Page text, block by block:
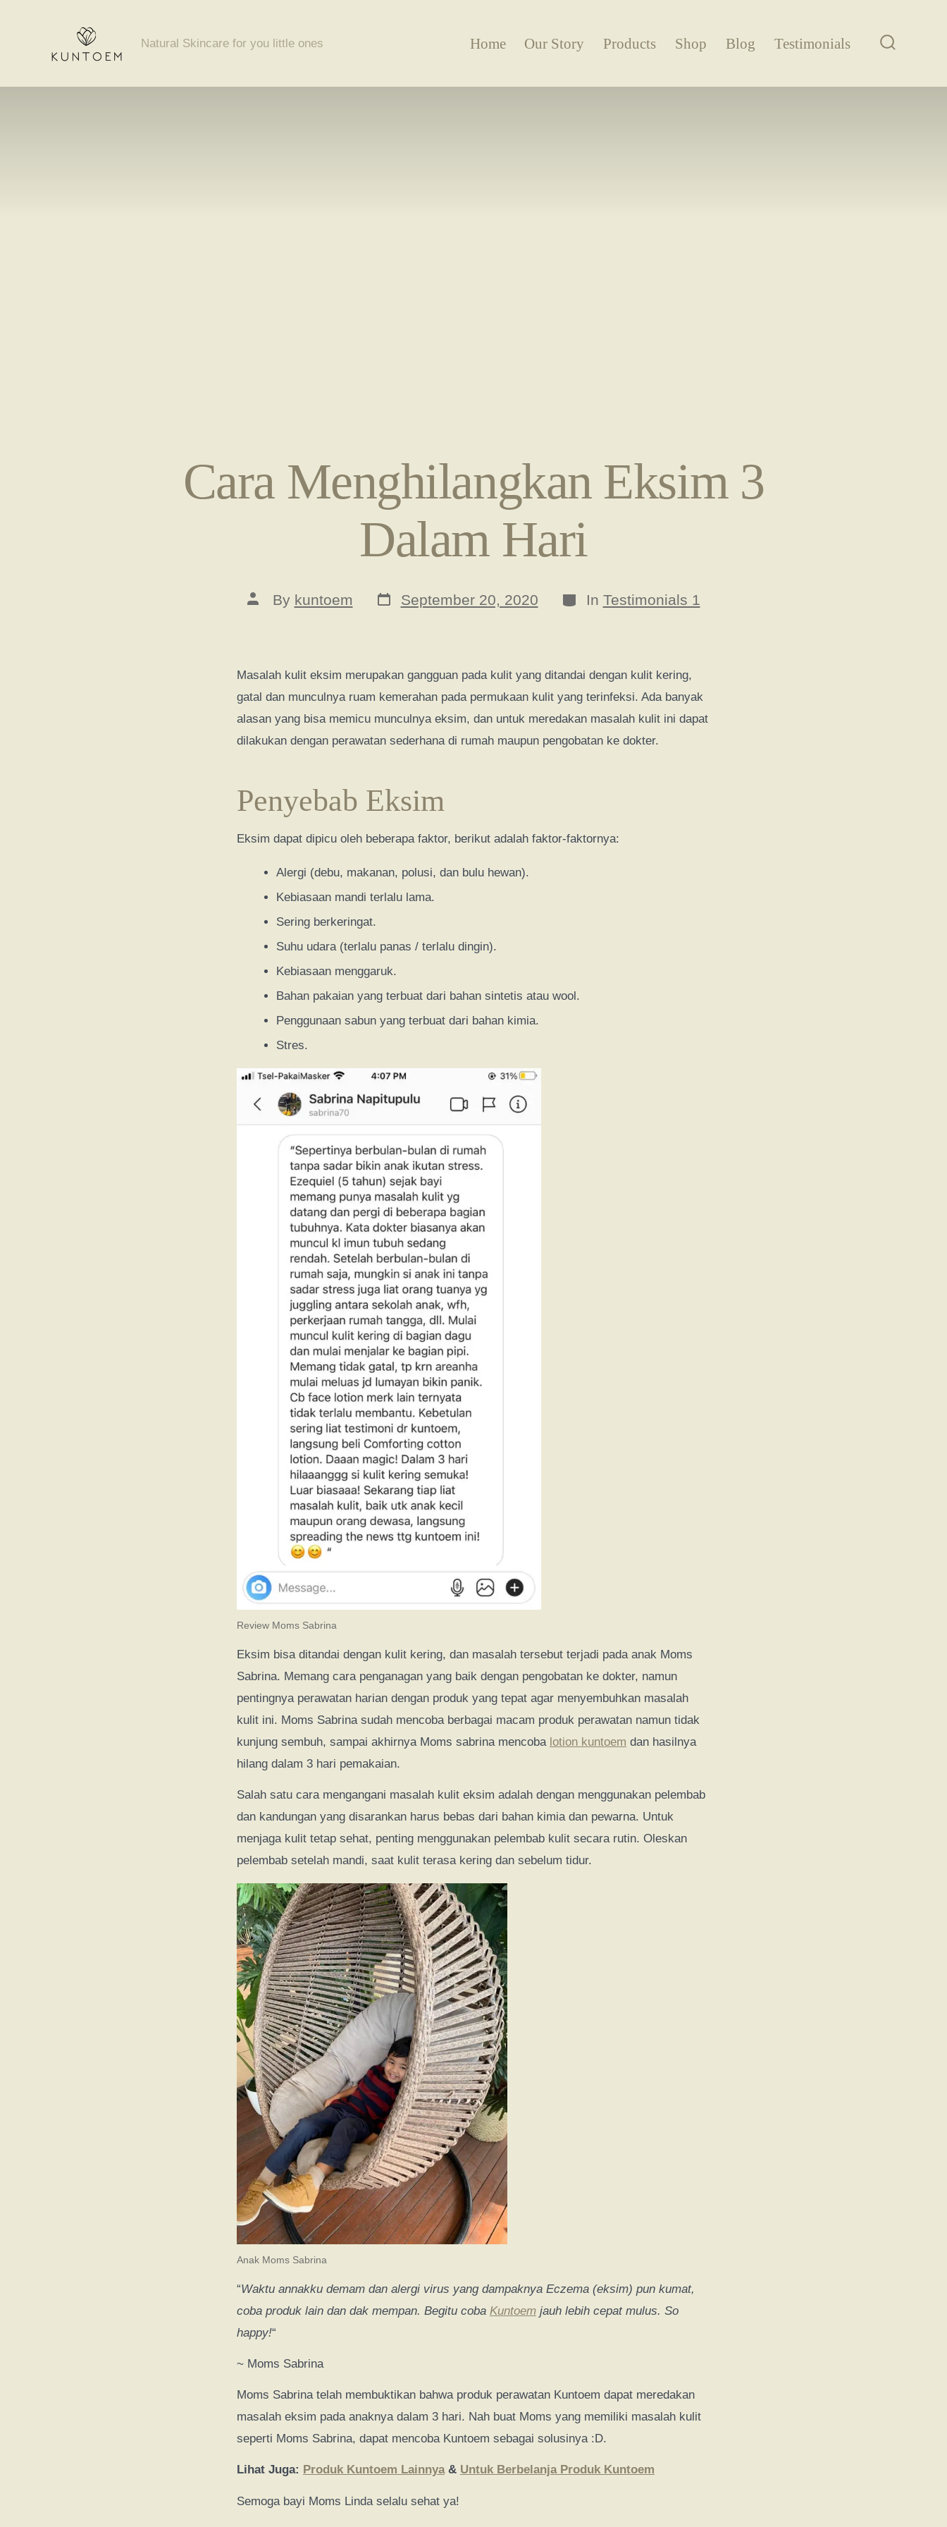
Natural Skincare for you little ones Home Our Story Products Shop Blog Testimonials
Cara Menghilangkan Eksim 3
Dalam Hari
Post
author
By kuntoem
Post
date
September 20, 2020 Categories
In Testimonials 1
Masalah kulit eksim merupakan gangguan pada kulit yang ditandai dengan kulit kering,
gatal dan munculnya ruam kemerahan pada permukaan kulit yang terinfeksi. Ada banyak
alasan yang bisa memicu munculnya eksim, dan untuk meredakan masalah kulit ini dapat
dilakukan dengan perawatan sederhana di rumah maupun pengobatan ke dokter.
Penyebab Eksim
Eksim dapat dipicu oleh beberapa faktor, berikut adalah faktor-faktornya:
Alergi (debu, makanan, polusi, dan bulu hewan).
Kebiasaan mandi terlalu lama.
Sering berkeringat.
Suhu udara (terlalu panas / terlalu dingin).
Kebiasaan menggaruk.
Bahan pakaian yang terbuat dari bahan sintetis atau wool.
Penggunaan sabun yang terbuat dari bahan kimia.
Stres.
Review Moms Sabrina
Eksim bisa ditandai dengan kulit kering, dan masalah tersebut terjadi pada anak Moms
Sabrina. Memang cara penganagan yang baik dengan pengobatan ke dokter, namun
pentingnya perawatan harian dengan produk yang tepat agar menyembuhkan masalah
kulit ini. Moms Sabrina sudah mencoba berbagai macam produk perawatan namun tidak
kunjung sembuh, sampai akhirnya Moms sabrina mencoba lotion kuntoem dan hasilnya
hilang dalam 3 hari pemakaian.
Salah satu cara mengangani masalah kulit eksim adalah dengan menggunakan pelembab
dan kandungan yang disarankan harus bebas dari bahan kimia dan pewarna. Untuk
menjaga kulit tetap sehat, penting menggunakan pelembab kulit secara rutin. Oleskan
pelembab setelah mandi, saat kulit terasa kering dan sebelum tidur.
Anak Moms Sabrina
“Waktu annakku demam dan alergi virus yang dampaknya Eczema (eksim) pun kumat,
coba produk lain dan dak mempan. Begitu coba Kuntoem jauh lebih cepat mulus. So
happy!“
~ Moms Sabrina
Moms Sabrina telah membuktikan bahwa produk perawatan Kuntoem dapat meredakan
masalah eksim pada anaknya dalam 3 hari. Nah buat Moms yang memiliki masalah kulit
seperti Moms Sabrina, dapat mencoba Kuntoem sebagai solusinya :D.
Lihat Juga: Produk Kuntoem Lainnya& Untuk Berbelanja Produk Kuntoem
Semoga bayi Moms Linda selalu sehat ya!